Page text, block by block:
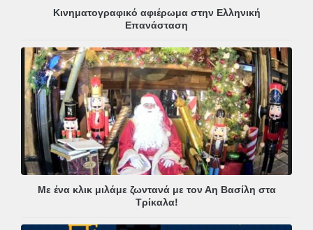
Κινηματογραφικό αφιέρωμα στην Ελληνική
Επανάσταση
Με ένα κλικ μιλάμε ζωντανά με τον Αη Βασίλη στα
Τρίκαλα!